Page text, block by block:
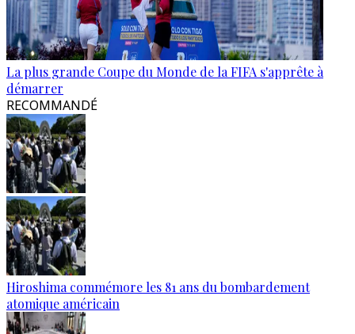
La plus grande Coupe du Monde de la FIFA s'apprête à
démarrer
RECOMMANDÉ
Hiroshima commémore les 81 ans du bombardement
atomique américain